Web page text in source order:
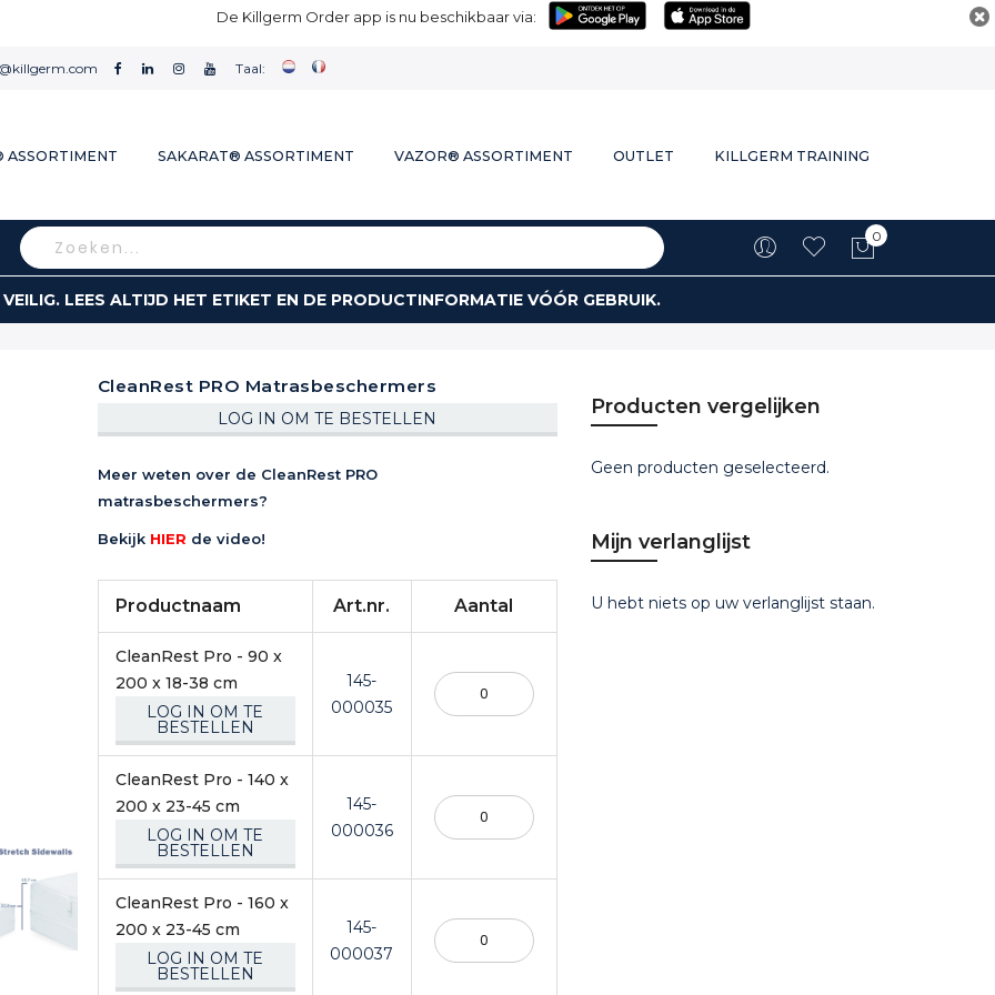
De Killgerm Order app is nu beschikbaar via:
Taal:
ASSORTIMENT SAKARAT® ASSORTIMENT VAZOR® ASSORTIMENT OUTLET KILLGERM TRAINING
Search
0
LEES ALTIJD HET ETIKET EN DE PRODUCTINFORMATIE VÓÓR GEBRUIK.
CleanRest PRO Matrasbeschermers
LOG IN OM TE BESTELLEN
Meer weten over de CleanRest PRO
matrasbeschermers?
Bekijk HIER de video!
Productnaam Art.nr. Aantal
CleanRest Pro - 90 x
200 x 18-38 cm
LOG IN OM TE
BESTELLEN
145-
000035
CleanRest Pro - 140 x
200 x 23-45 cm
LOG IN OM TE
BESTELLEN
145-
000036
CleanRest Pro - 160 x
200 x 23-45 cm
LOG IN OM TE
BESTELLEN
145-
000037
Producten vergelijken
Geen producten geselecteerd.
Mijn verlanglijst
U hebt niets op uw verlanglijst staan.